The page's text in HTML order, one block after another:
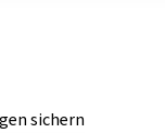
sichern